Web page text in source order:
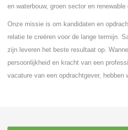
en waterbouw, groen sector en renewable
Onze missie is om kandidaten en
relatie te creëren voor de lange termijn.
zijn leveren het beste resultaat op.
persoonlijkheid en kracht van een
vacature van een opdrachtgever, hebben